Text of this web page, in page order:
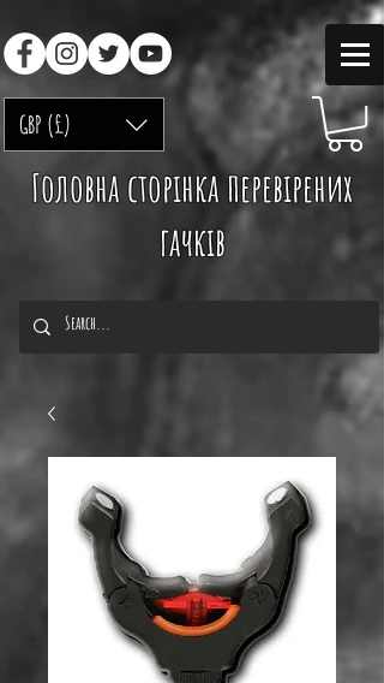
GBP (£)
Головна сторінка перевірених
гачків